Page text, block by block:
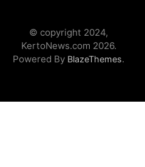
© copyright 2024,
KertoNews.com 2026.
Powered By BlazeThemes.